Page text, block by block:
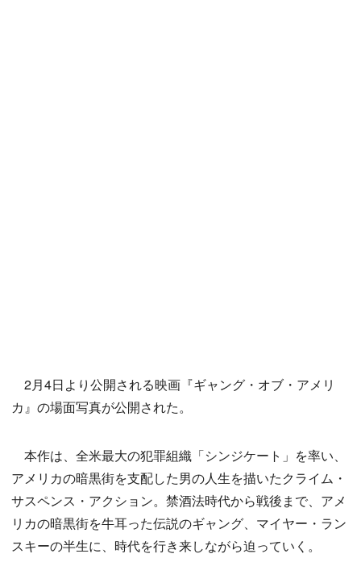
2月4日より公開される映画『ギャング・オブ・アメリ
カ』の場面写真が公開された。
本作は、全米最大の犯罪組織「シンジケート」を率い、
アメリカの暗黒街を支配した男の人生を描いたクライム・
サスペンス・アクション。禁酒法時代から戦後まで、アメ
リカの暗黒街を牛耳った伝説のギャング、マイヤー・ラン
スキーの半生に、時代を行き来しながら迫っていく。